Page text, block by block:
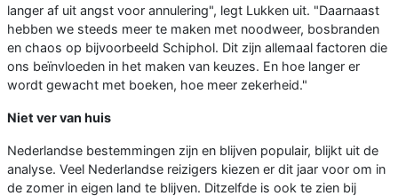
langer af uit angst voor annulering", legt Lukken uit. "Daarnaast
hebben we steeds meer te maken met noodweer, bosbranden
en chaos op bijvoorbeeld Schiphol. Dit zijn allemaal factoren die
ons beïnvloeden in het maken van keuzes. En hoe langer er
wordt gewacht met boeken, hoe meer zekerheid."
Niet ver van huis
Nederlandse bestemmingen zijn en blijven populair, blijkt uit de
analyse. Veel Nederlandse reizigers kiezen er dit jaar voor om in
de zomer in eigen land te blijven. Ditzelfde is ook te zien bij